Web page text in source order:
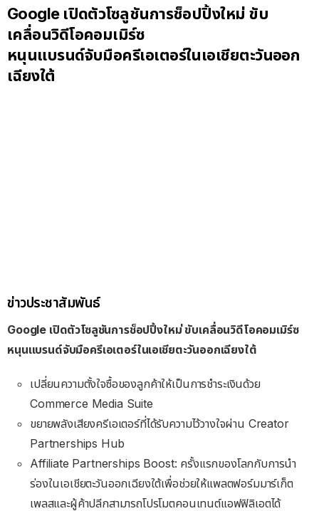
Google เปิดตัวโซลูชันการช็อปปิ้งใหม่ ขับ
เคลื่อนวิดีโอคอมเมิร์ซ
หนุนแบรนด์จับมือครีเอเตอร์ในเอเชียตะวันออก
เฉียงใต้
ข่าวประชาสัมพันธ์
Google เปิดตัวโซลูชันการช็อปปิ้งใหม่ ขับเคลื่อนวิดีโอคอมเมิร์ซ
หนุนแบรนด์จับมือครีเอเตอร์ในเอเชียตะวันออกเฉียงใต้
เปลี่ยนความตั้งใจซื้อของลูกค้าให้เป็นการชำระเงินด้วย
Commerce Media Suite
ขยายพลังเสียงครีเอเตอร์ที่ได้รับความไว้วางใจผ่าน Creator
Partnerships Hub
Affiliate Partnerships Boost: ครั้งแรกของโลกกับการนำ
ร่องในเอเชียตะวันออกเฉียงใต้เพื่อช่วยให้แพลตฟอร์มมาร์เก็ต
เพลสและผู้ค้าปลีกสามารถโปรโมตคอนเทนต์แอฟฟิลิเอตได้